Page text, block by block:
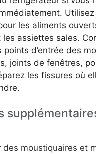
les aliments
les assiettes sales.
points d’entrée des
joints de fenêtres,
les fissures où
des moustiquaires et